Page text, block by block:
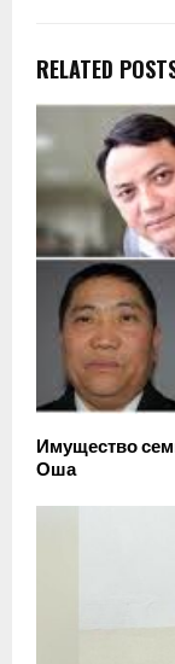
RELATED
Имущество
Оша